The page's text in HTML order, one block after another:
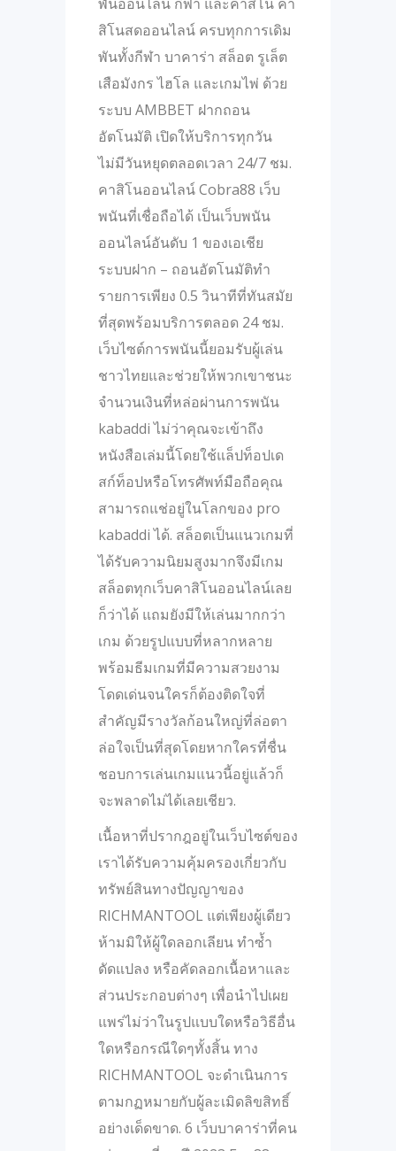
สิโนสดออนไลน์ ครบทุกการเดิม
พันทั้งกีฬา บาคาร่า สล็อต รูเล็ต
เสือมังกร ไฮโล และเกมไพ่ ด้วย
ระบบ AMBBET ฝากถอน
อัตโนมัติ เปิดให้บริการทุกวัน
ไม่มีวันหยุดตลอดเวลา 24/7 ชม.
คาสิโนออนไลน์ Cobra88 เว็บ
พนันที่เชื่อถือได้ เป็นเว็บพนัน
ออนไลน์อันดับ 1 ของเอเชีย
ระบบฝาก – ถอนอัตโนมัติทำ
รายการเพียง 0.5 วินาทีที่ทันสมัย
ที่สุดพร้อมบริการตลอด 24 ชม.
เว็บไซต์การพนันนี้ยอมรับผู้เล่น
ชาวไทยและช่วยให้พวกเขาชนะ
จํานวนเงินที่หล่อผ่านการพนัน
kabaddi ไม่ว่าคุณจะเข้าถึง
หนังสือเล่มนี้โดยใช้แล็ปท็อปเด
สก์ท็อปหรือโทรศัพท์มือถือคุณ
สามารถแช่อยู่ในโลกของ pro
kabaddi ได้. สล็อตเป็นแนวเกมที่
ได้รับความนิยมสูงมากจึงมีเกม
สล็อตทุกเว็บคาสิโนออนไลน์เลย
ก็ว่าได้ แถมยังมีให้เล่นมากกว่า
เกม ด้วยรูปแบบที่หลากหลาย
พร้อมธีมเกมที่มีความสวยงาม
โดดเด่นจนใครก็ต้องติดใจที่
สำคัญมีรางวัลก้อนใหญ่ที่ล่อตา
ล่อใจเป็นที่สุดโดยหากใครที่ชื่น
ชอบการเล่นเกมแนวนี้อยู่แล้วก็
จะพลาดไม่ได้เลยเชียว.
เนื้อหาที่ปรากฎอยู่ในเว็บไซต์ของ
เราได้รับความคุ้มครองเกี่ยวกับ
ทรัพย์สินทางปัญญาของ
RICHMANTOOL แต่เพียงผู้เดียว
ห้ามมิให้ผู้ใดลอกเลียน ทำซ้ำ
ดัดแปลง หรือคัดลอกเนื้อหาและ
ส่วนประกอบต่างๆ เพื่อนำไปเผย
แพร่ไม่ว่าในรูปแบบใดหรือวิธีอื่น
ใดหรือกรณีใดๆทั้งสิ้น ทาง
RICHMANTOOL จะดำเนินการ
ตามกฏหมายกับผู้ละเมิดลิขสิทธิ์
อย่างเด็ดขาด. 6 เว็บบาคาร่าที่คน